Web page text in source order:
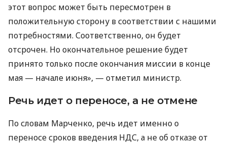
этот вопрос может быть пересмотрен в
положительную сторону в соответствии с нашими
потребностями. Соответственно, он будет
отсрочен. Но окончательное решение будет
принято только после окончания миссии в конце
мая — начале июня», — отметил министр.
Речь идет о переносе, а не отмене
По словам Марченко, речь идет именно о
переносе сроков введения НДС, а не об отказе от